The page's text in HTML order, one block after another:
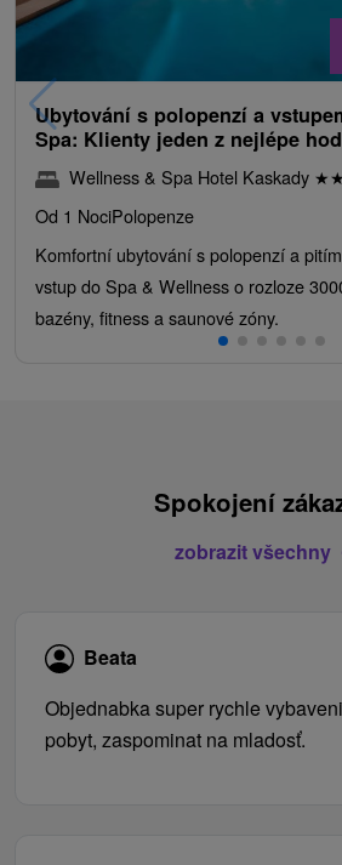
Ubytování s polopenzí a
Spa: Klienty jeden z nejlépe
Wellness & Spa Hotel Kaskady ★★
Od 1 NociPolopenze
Komfortní ubytování s polopenzí a
vstup do Spa & Wellness o rozloze
bazény, fitness a saunové zóny.
Spokojení
zobrazit všechny
Beata
Objednabka super rychle
pobyt, zaspominat na mladosť.